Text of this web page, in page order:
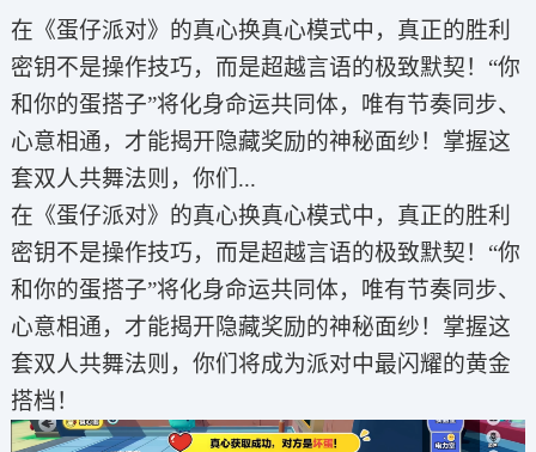
在《蛋仔派对》的真心换真心模式中，真正的胜利
密钥不是操作技巧，而是超越言语的极致默契！“你
和你的蛋搭子”将化身命运共同体，唯有节奏同步、
心意相通，才能揭开隐藏奖励的神秘面纱！掌握这
套双人共舞法则，你们...
在《蛋仔派对》的真心换真心模式中，真正的胜利
密钥不是操作技巧，而是超越言语的极致默契！“你
和你的蛋搭子”将化身命运共同体，唯有节奏同步、
心意相通，才能揭开隐藏奖励的神秘面纱！掌握这
套双人共舞法则，你们将成为派对中最闪耀的黄金
搭档！